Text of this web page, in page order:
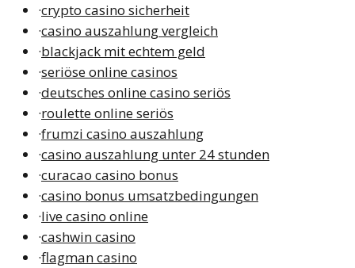
·crypto casino sicherheit
·casino auszahlung vergleich
·blackjack mit echtem geld
·seriöse online casinos
·deutsches online casino seriös
·roulette online seriös
·frumzi casino auszahlung
·casino auszahlung unter 24 stunden
·curacao casino bonus
·casino bonus umsatzbedingungen
·live casino online
·cashwin casino
·flagman casino